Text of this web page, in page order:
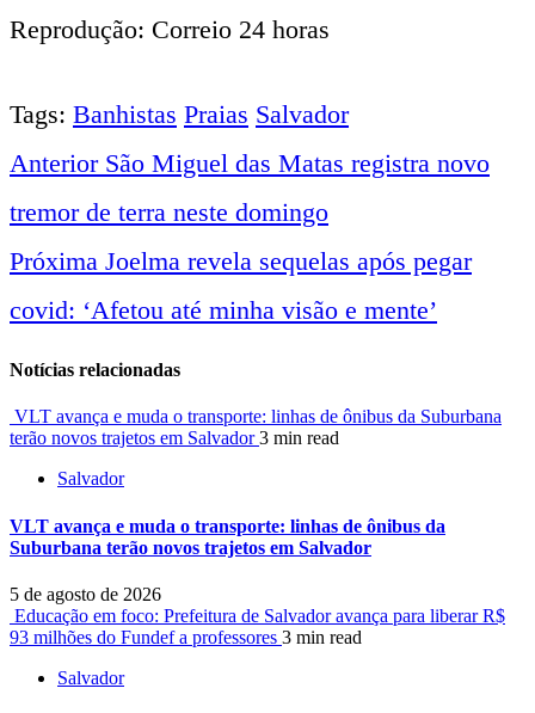
Reprodução: Correio 24 horas
Tags: Banhistas Praias Salvador
Navegação
entre
notícias
AnteriorSão Miguel das Matas registra novo
tremor de terra neste domingo
Próxima Joelma revela sequelas após pegar
covid: ‘Afetou até minha visão e mente’
Notícias relacionadas
VLT avança e muda o transporte: linhas de ônibus da Suburbana
terão novos trajetos em Salvador3 min read
Salvador
VLT avança e muda o transporte: linhas de ônibus da
Suburbana terão novos trajetos em Salvador
5 de agosto de 2026
Educação em foco: Prefeitura de Salvador avança para liberar R$
93 milhões do Fundef a professores 3 min read
Salvador